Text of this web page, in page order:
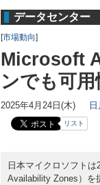
データセンター
[市場動向]
Microsoft
ンでも可
2025年4月24日(木)
リスト
日本マイクロソフト
Availability Zones）を